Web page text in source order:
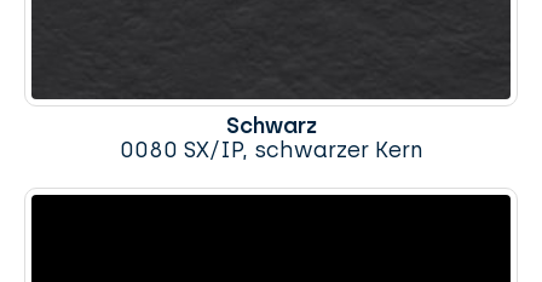
Schwarz
0080 SX/IP, schwarzer Kern